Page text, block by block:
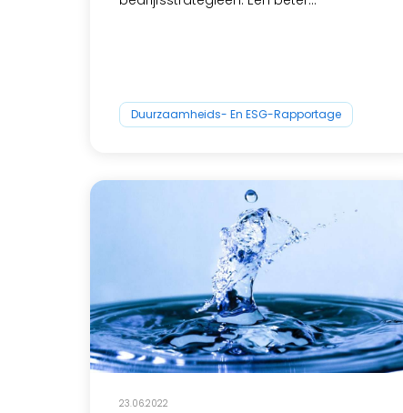
Duurzaamheids- En ESG-Rapportage
23.06.2022